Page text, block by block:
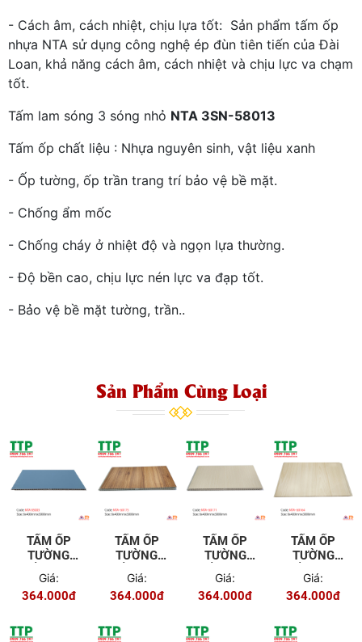
- Cách âm, cách nhiệt, chịu lựa tốt: Sản phẩm tấm ốp
nhựa NTA sử dụng công nghệ ép đùn tiên tiến của Đài
Loan, khả năng cách âm, cách nhiệt và chịu lực va chạm
tốt.
Tấm lam sóng 3 sóng nhỏ NTA 3SN-58013
Tấm ốp chất liệu : Nhựa nguyên sinh, vật liệu xanh
- Ốp tường, ốp trần trang trí bảo vệ bề mặt.
- Chống ẩm mốc
- Chống cháy ở nhiệt độ và ngọn lựa thường.
- Độ bền cao, chịu lực nén lực va đạp tốt.
- Bảo vệ bề mặt tường, trần..
Sản Phẩm Cùng Loại
TẤM ỐP
TƯỜNG
85003
Giá:
364.000đ
TẤM ỐP
TƯỜNG
60175
Giá:
364.000đ
TẤM ỐP
TƯỜNG
60171
Giá:
364.000đ
TẤM ỐP
TƯỜNG
60164
Giá:
364.000đ